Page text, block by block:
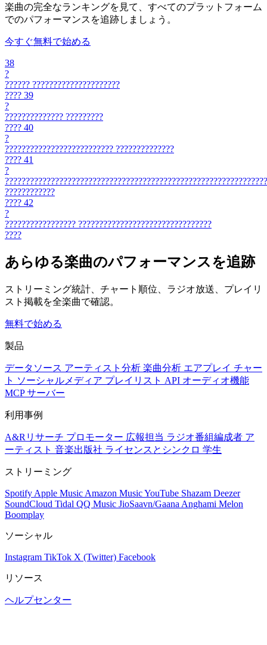
楽曲の完全なランキングを見て、すべてのプラットフォーム
でのパフォーマンスを追跡しましょう。
今すぐ無料で始める
38
?
?????? ?????????????????????
???? 39
?
?????????????? ?????????
???? 40
?
?????????????????????????? ??????????????
???? 41
?
????????????
???? 42
?
????????????????? ????????????????????????????????
????
あらゆる楽曲のパフォーマンスを追跡
ストリーミング統計、チャート順位、ラジオ放送、プレイリ
スト掲載を全楽曲で確認。
無料で始める
製品
データソース アーティスト分析 楽曲分析 エアプレイ チャー
ト ソーシャルメディア プレイリスト API オーディオ機能
MCP サーバー
利用事例
A&Rリサーチ プロモーター 広報担当 ラジオ番組編成者 ア
ーティスト 音楽出版社 ライセンスとシンクロ 学生
ストリーミング
Spotify Apple Music Amazon MusicYouTube Shazam Deezer
SoundCloud Tidal QQ Music JioSaavn/Gaana Anghami Melon
Boomplay
ソーシャル
Instagram TikTok X (Twitter) Facebook
リソース
ヘルプセンター